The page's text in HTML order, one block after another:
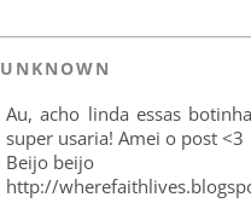
UNKNOWN
Au, acho linda essas
super usaria! Amei o post <3
Beijo beijo
http://